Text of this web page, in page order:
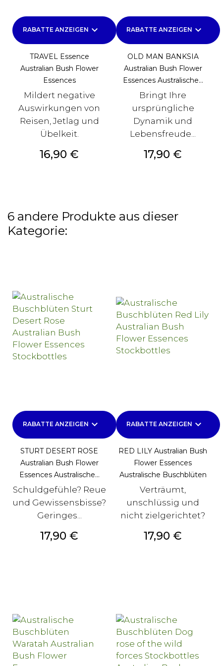
RABATTE ANZEIGEN keyboard_arrow_down
TRAVEL Essence
Australian Bush Flower
Essences
Mildert negative
Auswirkungen von
Reisen, Jetlag und
Übelkeit.
Preis
16,90 €
RABATTE ANZEIGEN keyboard_arrow_down
OLD MAN BANKSIA
Australian Bush Flower
Essences Australische...
Bringt Ihre
ursprüngliche
Dynamik und
Lebensfreude...
Preis
17,90 €
6 andere Produkte aus dieser
Kategorie:
RABATTE ANZEIGEN keyboard_arrow_down
STURT DESERT ROSE
Australian Bush Flower
Essences Australische...
Schuldgefühle? Reue
und Gewissensbisse?
Geringes...
Preis
17,90 €
RABATTE ANZEIGEN keyboard_arrow_down
RED LILY Australian Bush
Flower Essences
Australische Buschblüten
Verträumt,
unschlüssig und
nicht zielgerichtet?
Preis
17,90 €